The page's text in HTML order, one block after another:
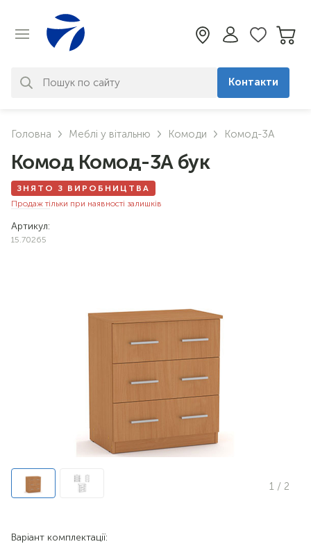
знайдено. Уточніть свій запит
Контакти
Головна Меблі у вітальню Комоди Комод-3А
Комод Комод-3А бук
ЗНЯТО З ВИРОБНИЦТВА
Продаж тільки при наявності залишків
Артикул:
15.70265
1 / 2
Варіант комплектації: